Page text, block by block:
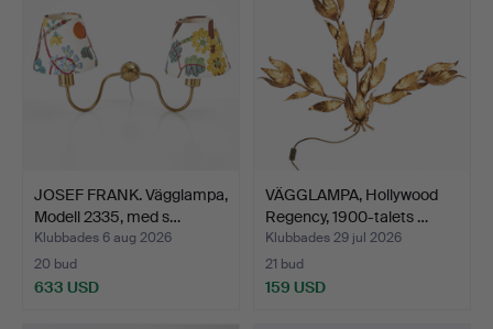
JOSEF FRANK. Vägglampa,
Modell 2335, med s…
Klubbades 6 aug 2026
20 bud
633 USD
VÄGGLAMPA, Hollywood
Regency, 1900-talets …
Klubbades 29 jul 2026
21 bud
159 USD